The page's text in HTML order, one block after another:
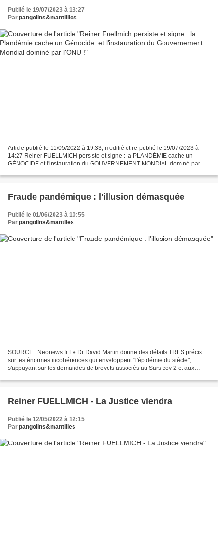
Publié le 19/07/2023 à 13:27
Par pangolins&mantillles
Article publié le 11/05/2022 à 19:33, modifié et re-publié le 19/07/2023 à
14:27 Reiner FUELLMICH persiste et signe : la PLANDÉMIE cache un
GÉNOCIDE et l'instauration du GOUVERNEMENT MONDIAL dominé par
Fraude pandémique : l'illusion démasquée
Publié le 01/06/2023 à 10:55
Par pangolins&mantlles
SOURCE : Neonews.fr Le Dr David Martin donne des détails TRÈS précis
sur les énormes incohérences qui enveloppent "l'épidémie du siècle",
s'appuyant sur les demandes de brevets associés au Sars cov 2 et aux
Reiner FUELLMICH - La Justice viendra
Publié le 12/05/2022 à 12:15
Par pangolins&mantilles